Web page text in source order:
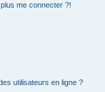
me connecter ?!
utilisateurs en ligne ?